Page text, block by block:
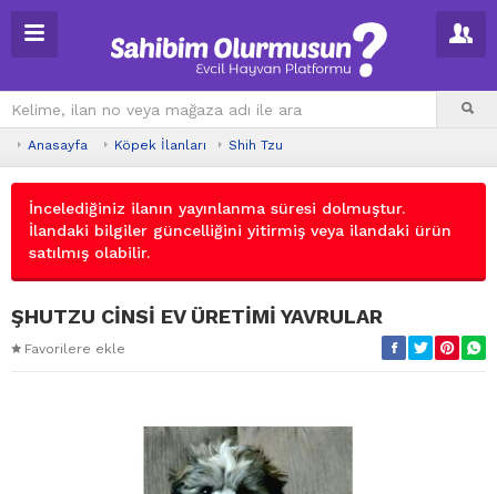
Anasayfa Köpek İlanları Shih Tzu
İncelediğiniz ilanın yayınlanma süresi dolmuştur.
İlandaki bilgiler güncelliğini yitirmiş veya ilandaki ürün
satılmış olabilir.
ŞHUTZU CİNSİ EV ÜRETİMİ YAVRULAR
Favorilere ekle